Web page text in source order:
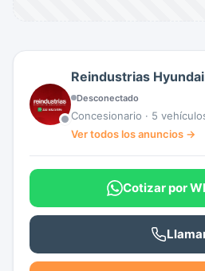
Reindustrias Hyundai
Desconectado
Concesionario · 5
Ver todos los anuncios →
Cotizar por